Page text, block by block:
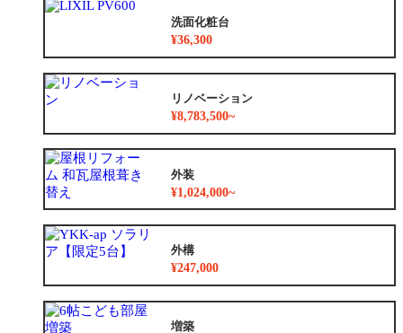
洗面化粧台
¥36,300
リノベーション
¥8,783,500~
外装
¥1,024,000~
外構
¥247,000
増築